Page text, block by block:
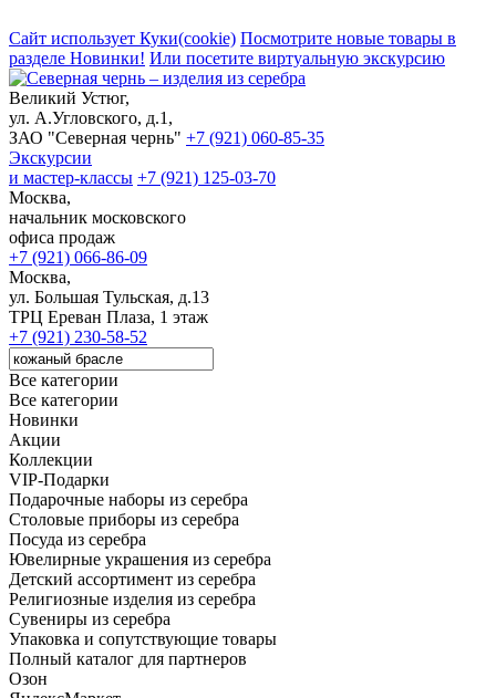
Сайт использует Куки(cookie) Посмотрите новые товары в
разделе Новинки! Или посетите виртуальную экскурсию
Великий Устюг,
ул. А.Угловского, д.1,
ЗАО "Северная чернь" +7 (921) 060-85-35
Экскурсии
и мастер-классы +7 (921) 125-03-70
Москва,
начальник московского
офиса продаж
+7 (921) 066-86-09
Москва,
ул. Большая Тульская, д.13
ТРЦ Ереван Плаза, 1 этаж
+7 (921) 230-58-52
Все категории
Все категории
Новинки
Акции
Коллекции
VIP-Подарки
Подарочные наборы из серебра
Столовые приборы из серебра
Посуда из серебра
Ювелирные украшения из серебра
Детский ассортимент из серебра
Религиозные изделия из серебра
Сувениры из серебра
Упаковка и сопутствующие товары
Полный каталог для партнеров
Озон